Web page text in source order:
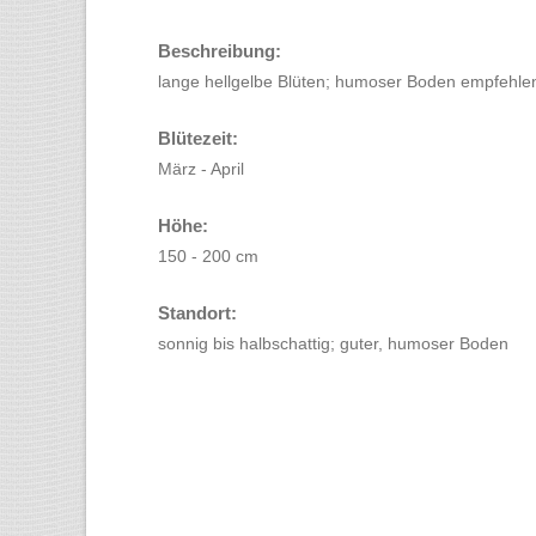
Beschreibung:
lange hellgelbe Blüten; humoser Boden
Blütezeit:
März - April
Höhe:
150 - 200 cm
Standort:
sonnig bis halbschattig; guter, humoser Boden